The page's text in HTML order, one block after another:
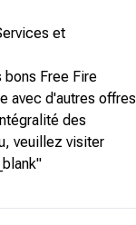
et
bons Free Fire
avec d'autres offres
des
veuillez visiter